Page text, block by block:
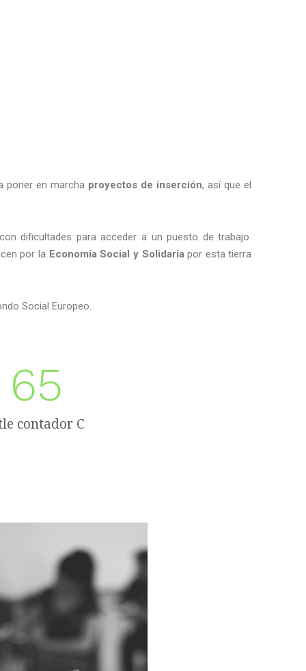
poner en marcha proyectos de inserción, así que el
dificultades para acceder a un puesto de trabajo.
por la Economía Social y Solidariapor esta tierra
Social Europeo.
contador C
65